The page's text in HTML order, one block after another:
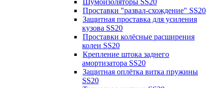
Шумоизоляторы SS20
Проставки "развал-схождение" SS20
Защитная проставка для усиления
кузова SS20
Проставки колёсные расширения
колеи SS20
Крепление штока заднего
амортизатора SS20
Защитная оплётка витка пружины
SS20